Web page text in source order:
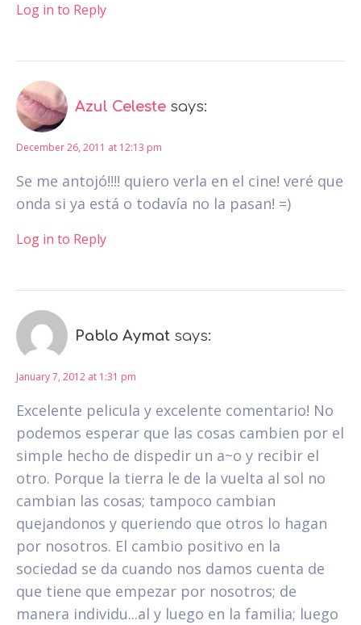
Log in to Reply
Azul Celeste says:
December 26, 2011 at 12:13 pm
Se me antojó!!!! quiero verla en el cine! veré que
onda si ya está o todavía no la pasan! =)
Log in to Reply
Pablo Aymat says:
January 7, 2012 at 1:31 pm
Excelente pelicula y excelente comentario! No
podemos esperar que las cosas cambien por el
simple hecho de dispedir un a~o y recibir el
otro. Porque la tierra le de la vuelta al sol no
cambian las cosas; tampoco cambian
quejandonos y queriendo que otros lo hagan
por nosotros. El cambio positivo en la
sociedad se da cuando nos damos cuenta de
que tiene que empezar por nosotros; de
manera individu...al y luego en la familia; luego